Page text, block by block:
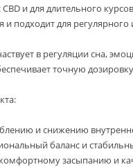
CBD и для длительного
подходит для регулярного
в регуляции сна,
точную
и снижению
баланс и
комфортному засыпанию и